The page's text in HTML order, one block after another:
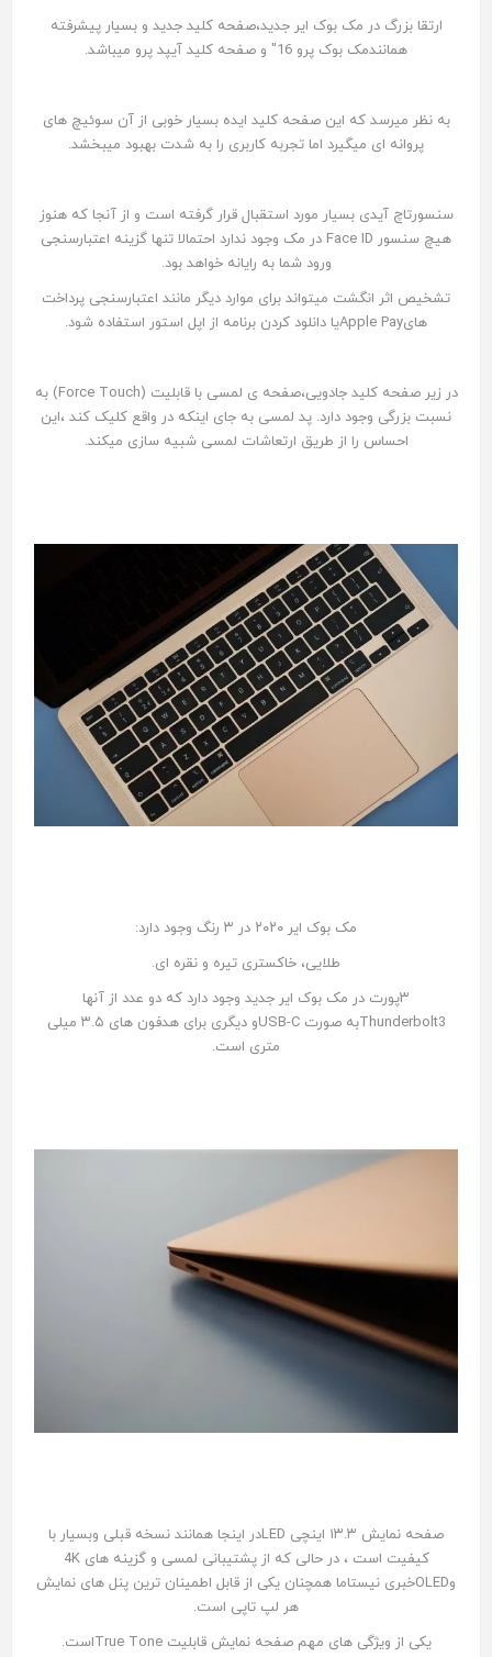
ارتقا بزرگ در مک بوک ایر جدید،صفحه کلید جدید و بسیار پیشرفته
همانندمک بوک پرو 16" و صفحه کلید آیپد پرو میباشد.
به نظر میرسد که این صفحه کلید ایده بسیار خوبی از آن سوئیچ های
پروانه ای میگیرد اما تجربه کاربری را به شدت بهبود میبخشد.
سنسورتاچ آیدی بسیار مورد استقبال قرار گرفته است و از آنجا که هنوز
هیچ سنسور Face ID در مک وجود ندارد احتمالا تنها گزینه اعتبارسنجی
ورود شما به رایانه خواهد بود.
تشخیص اثر انگشت میتواند برای موارد دیگر مانند اعتبارسنجی پرداخت
هایApple Payیا دانلود کردن برنامه از اپل استور استفاده شود.
در زیر صفحه کلید جادویی،صفحه ی لمسی با قابلیت (Force Touch) به
نسبت بزرگی وجود دارد. پد لمسی به جای اینکه در واقع کلیک کند ،این
احساس را از طریق ارتعاشات لمسی شبیه سازی میکند.
مک بوک ایر ۲۰۲۰ در ۳ رنگ وجود دارد:
طلایی، خاکستری تیره و نقره ای.
۳پورت در مک بوک ایر جدید وجود دارد که دو عدد از آنها
Thunderbolt3به صورت USB-Cو دیگری برای هدفون های ۳.۵ میلی
متری است.
صفحه نمایش ۱۳.۳ اینچی LEDدر اینجا همانند نسخه قبلی و‌بسیار با
کیفیت است ، در حالی که از پشتیبانی لمسی و گزینه های 4K
وOLEDخبری نیستاما همچنان یکی از قابل اطمینان ترین پنل های نمایش
هر لپ تاپی است.
یکی از ویژگی های مهم صفحه نمایش قابلیت True Toneاست.